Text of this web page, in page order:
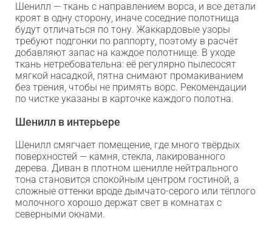
Шенилл — ткань с направлением ворса, и все детали
кроят в одну сторону, иначе соседние полотнища
будут отличаться по тону. Жаккардовые узоры
требуют подгонки по раппорту, поэтому в расчёт
добавляют запас на каждое полотнище. В уходе
ткань нетребовательна: её регулярно пылесосят
мягкой насадкой, пятна снимают промакиванием
без трения, чтобы не примять ворс. Рекомендации
по чистке указаны в карточке каждого полотна.
Шенилл в интерьере
Шенилл смягчает помещение, где много твёрдых
поверхностей — камня, стекла, лакированного
дерева. Диван в плотном шенилле нейтрального
тона становится спокойным центром гостиной, а
сложные оттенки вроде дымчато-серого или тёплого
молочного хорошо держат свет в комнатах с
северными окнами.